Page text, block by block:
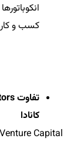
کسب و کار
کانادا